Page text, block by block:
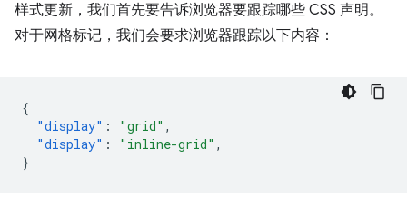
样式更新，我们首先要告诉浏览器要跟踪哪些 CSS 声明。
对于网格标记，我们会要求浏览器跟踪以下内容：
{
"display" : "grid" ,
"display" : "inline-grid" ,
}